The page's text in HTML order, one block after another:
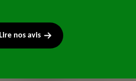
Lire nos avis